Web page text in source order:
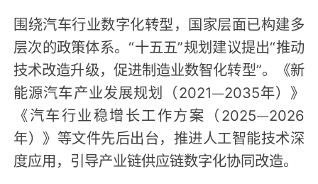
围绕汽车行业数字化转型，国家层面已构建多
层次的政策体系。“十五五”规划建议提出“推动
技术改造升级，促进制造业数智化转型”。《新
能源汽车产业发展规划（2021—2035年）》
《汽车行业稳增长工作方案（2025—2026
年）》等文件先后出台，推进人工智能技术深
度应用，引导产业链供应链数字化协同改造。